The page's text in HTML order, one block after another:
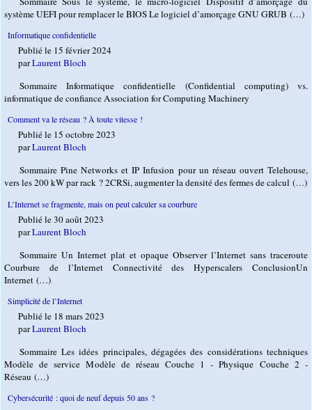
système UEFI pour remplacer le BIOS Le logiciel d’amorçage GNU GRUB (…)
Informatique confidentielle
Publié le 15 février 2024
parLaurent Bloch
Sommaire Informatique confidentielle (Confidential computing) vs.
informatique de confiance Association for Computing Machinery
Comment va le réseau ? À toute vitesse !
Publié le 15 octobre 2023
parLaurent Bloch
Sommaire Pine Networks et IP Infusion pour un réseau ouvert Telehouse,
vers les 200 kW par rack ? 2CRSi, augmenter la densité des fermes de calcul (…)
L’Internet se fragmente, mais on peut calculer sa courbure
Publié le 30 août 2023
parLaurent Bloch
Sommaire Un Internet plat et opaque Observer l’Internet sans traceroute
Courbure de l’Internet Connectivité des Hyperscalers ConclusionUn
Internet (…)
Simplicité de l’Internet
Publié le 18 mars 2023
parLaurent Bloch
Sommaire Les idées principales, dégagées des considérations techniques
Modèle de service Modèle de réseau Couche 1 - Physique Couche 2 -
Réseau (…)
Cybersécurité : quoi de neuf depuis 50 ans ?